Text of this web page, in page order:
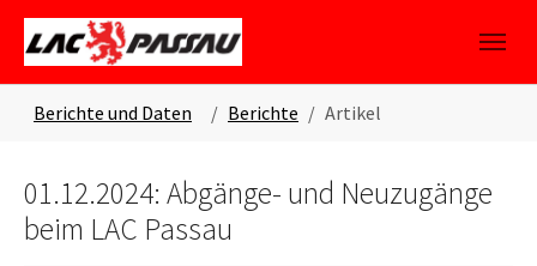
Skip to main content
Skip to page footer
Berichte und Daten Berichte Artikel
01.12.2024: Abgänge- und Neuzugänge
beim LAC Passau